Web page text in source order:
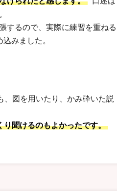
するので、実際に練習を重ねる
みました。
図を用いたり、かみ砕いた説
り聞けるのもよかったです。